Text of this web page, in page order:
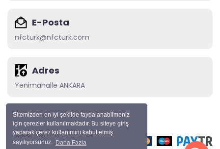
Sitemizden en iyi şekilde faydalanabilmeniz
için çerezler kullanılmaktadır. Bu siteye giriş
yaparak çerez kullanımını kabul etmiş
sayılıyorsunuz. Daha Fazla
E-Posta
nfcturk@nfcturk.com
Adres
Yenimahalle ANKARA
© Tüm Haklarımız Saklıdır